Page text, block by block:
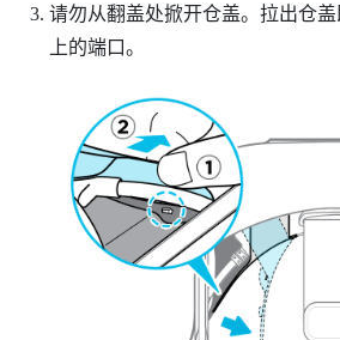
请勿从翻盖处掀开仓盖。拉出仓
上的端口。